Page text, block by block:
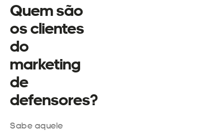
Quem são
os clientes
do
marketing
de
defensores?
Sabe aquele